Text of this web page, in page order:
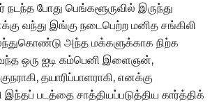
போது பெங்களூருவில் இருந்து
வந்து இங்கு நடைபெற்ற மனித சங்கிலி
அந்த மக்களுக்காக நிற்க
ஒரு ஐடி கம்பெனி இளைஞன்,
தயாரிப்பாளராகி, எனக்கு
இந்தப் படத்தை சாத்தியப்படுத்திய கார்த்திக்